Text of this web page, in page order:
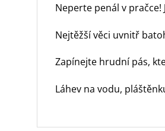
Neperte penál v
Nejtěžší věci uvnitř
Zapínejte hrudní pás,
Láhev na vodu,